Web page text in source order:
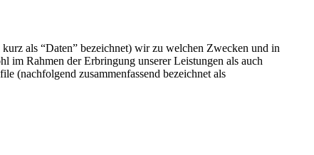
als “Daten” bezeichnet) wir zu welchen Zwecken und in
im Rahmen der Erbringung unserer Leistungen als auch
(nachfolgend zusammenfassend bezeichnet als